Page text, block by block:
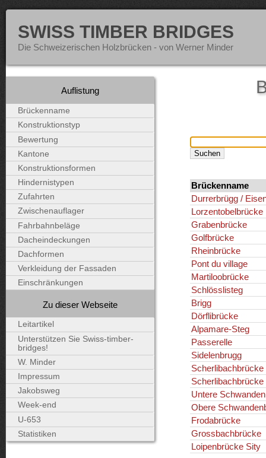
SWISS TIMBER BRIDGES
Die Schweizerischen Holzbrücken - von Werner Minder
Brückenname
Durrerbrügg /
Lorzentobelbrücke
Grabenbrücke
Golfbrücke
Rheinbrücke
Pont du village
Martiloobrücke
Schlösslisteg
Brigg
Dörflibrücke
Alpamare-Steg
Passerelle
Sidelenbrugg
Scherlibachbrücke
Scherlibachbrücke
Untere
Obere
Frodabrücke
Grossbachbrücke
Loipenbrücke Sity
Auflistung
Brückenname
Konstruktionstyp
Bewertung
Kantone
Konstruktionsformen
Hindernistypen
Zufahrten
Zwischenauflager
Fahrbahnbeläge
Dacheindeckungen
Dachformen
Verkleidung der Fassaden
Einschränkungen
Zu dieser Webseite
Leitartikel
Unterstützen Sie Swiss-timber-
bridges!
W. Minder
Impressum
Jakobsweg
Week-end
U-653
Statistiken